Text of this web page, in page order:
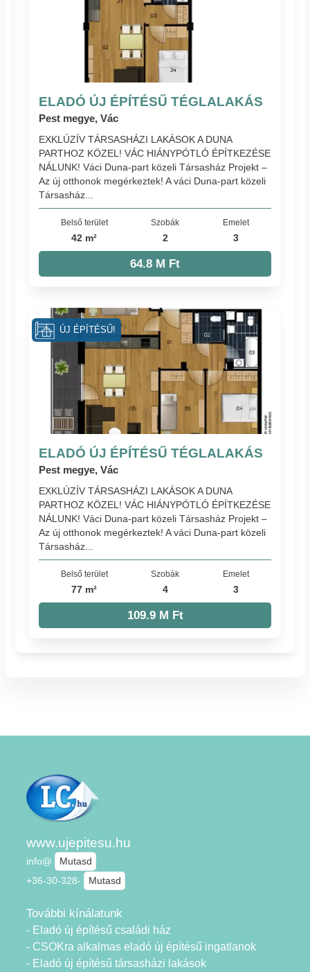
ELADÓ ÚJ ÉPÍTÉSŰ TÉGLALAKÁS
Pest megye, Vác
EXKLÚZÍV TÁRSASHÁZI LAKÁSOK A DUNA
PARTHOZ KÖZEL! VÁC HIÁNYPÓTLÓ ÉPÍTKEZÉSE
NÁLUNK! Váci Duna-part közeli Társasház Projekt –
Az új otthonok megérkeztek! A váci Duna-part közeli
Társasház...
Belső terület
42 m²
Szobák
2
Emelet
3
64.8 M Ft
ELADÓ ÚJ ÉPÍTÉSŰ TÉGLALAKÁS
Pest megye, Vác
EXKLÚZÍV TÁRSASHÁZI LAKÁSOK A DUNA
PARTHOZ KÖZEL! VÁC HIÁNYPÓTLÓ ÉPÍTKEZÉSE
NÁLUNK! Váci Duna-part közeli Társasház Projekt –
Az új otthonok megérkeztek! A váci Duna-part közeli
Társasház...
Belső terület
77 m²
Szobák
4
Emelet
3
109.9 M Ft
ÚJ ÉPÍTÉSŰ!
www.ujepitesu.hu
info@
Mutasd
+36-30-328-
Mutasd
További kínálatunk
- Eladó új építésű családi ház
- CSOKra alkalmas eladó új építésű ingatlanok
- Eladó új építésű társasházi lakások